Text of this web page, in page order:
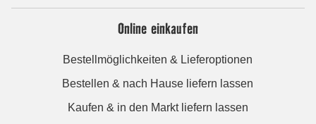
Online einkaufen
Bestellmöglichkeiten & Lieferoptionen
Bestellen & nach Hause liefern lassen
Kaufen & in den Markt liefern lassen